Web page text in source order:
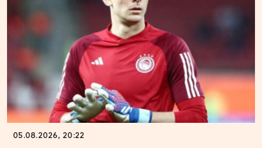
05.08.2026, 20:22